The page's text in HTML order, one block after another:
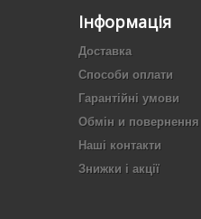
Інформація
Доставка
Способи оплати
Гарантійні умови
Обмін и повернення
Наші контакти
Знижки і акції